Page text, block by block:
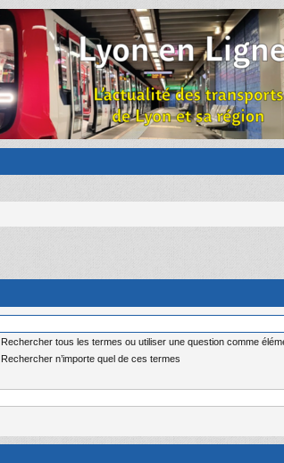
Rechercher tous les termes ou utiliser une question comme
Rechercher n’importe quel de ces termes